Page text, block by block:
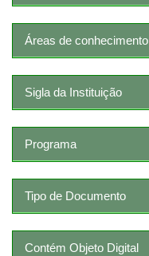
Áreas de conhecimento
Sigla da Instituição
Programa
Tipo de Documento
Contém Objeto Digital